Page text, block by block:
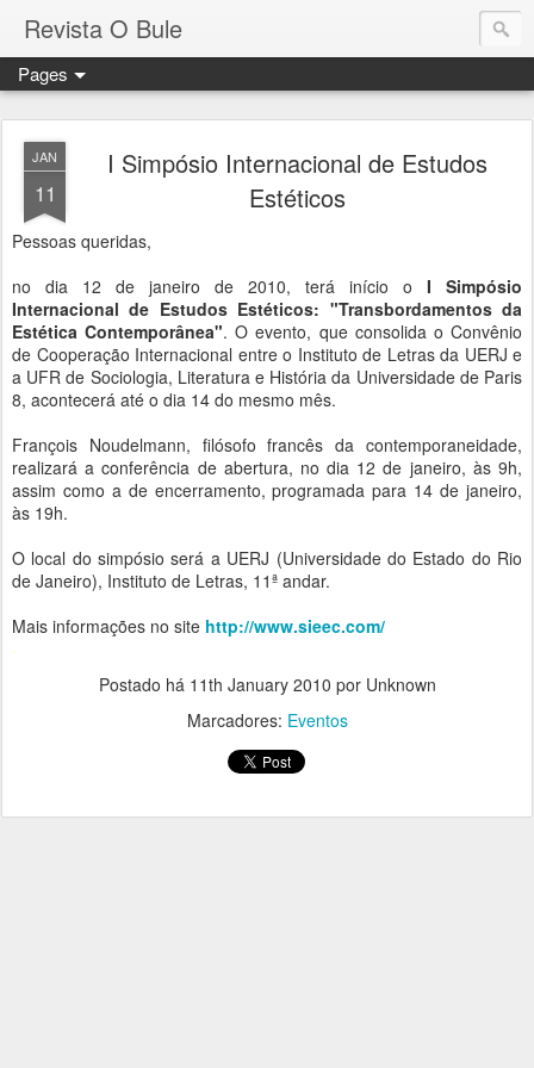
Revista O Bule
Pages
JAN
11
I Simpósio Internacional de Estudos
Estéticos
Pessoas queridas,
no dia 12 de janeiro de 2010, terá início o I Simpósio
Internacional de Estudos Estéticos: "Transbordamentos da
Estética Contemporânea". O evento, que consolida o Convênio
de Cooperação Internacional entre o Instituto de Letras da UERJ e
a UFR de Sociologia, Literatura e História da Universidade de Paris
8, acontecerá até o dia 14 do mesmo mês.
François Noudelmann, filósofo francês da contemporaneidade,
realizará a conferência de abertura, no dia 12 de janeiro, às 9h,
assim como a de encerramento, programada para 14 de janeiro,
às 19h.
O local do simpósio será a UERJ (Universidade do Estado do Rio
de Janeiro), Instituto de Letras, 11ª andar.
Mais informações no site http://www.sieec.com/
-
Postado há 11th January 2010 por Unknown
Marcadores: Eventos